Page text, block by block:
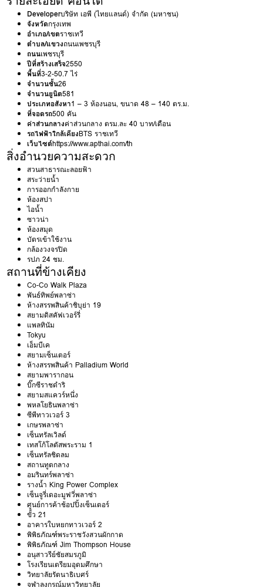
Developerบริษัท เอพี (ไทยแลนด์) จำกัด (มหาชน)
จังหวัดกรุงเทพ
อำเภอ/เขตราชเทวี
ตำบล/แขวงถนนเพชรบุรี
ถนนเพชรบุรี
ปีที่สร้างเสร็จ2550
พื้นที่3-2-50.7 ไร่
จำนวนชั้น26
จำนวนยูนิต581
ประเภทอสังหา1 – 3 ห้องนอน, ขนาด 48 – 140 ตร.ม.
ที่จอดรถ500 คัน
ค่าส่วนกลางค่าส่วนกลาง ตรม.ละ 40 บาท/เดือน
รถไฟฟ้าใกล้เคียงBTS ราชเทวี
เว็บไซต์https://www.apthai.com/th
สิ่งอำนวยความสะดวก
สวนสาธารณะลอยฟ้า
สระว่ายน้ำ
การออกกำลังกาย
ห้องสปา
ไอน้ำ
ซาวน่า
ห้องสมุด
บัตรเข้าใช้งาน
กล้องวงจรปิด
รปภ 24 ชม.
สถานที่ข้างเคียง
Co-Co Walk Plaza
พันธ์ทิพย์พลาซ่า
ห้างสรรพสินค้าชิบุย่า 19
สยามดิสคัฟเวอร์รี่
แพลทินัม
Tokyu
เอ็มบีเค
สยามเซ็นเตอร์
ห้างสรรพสินค้า Palladium World
สยามพารากอน
บิ๊กซีราชดำริ
สยามสแควร์หนึ่ง
พหลโยธินพลาซ่า
ซีพีทาวเวอร์ 3
เกษรพลาซ่า
เซ็นทรัลเวิลด์
เทสโก้โลตัสพระราม 1
เซ็นทรัลชิดลม
สถานทูตกลาง
อมรินทร์พลาซ่า
รางน้ำ King Power Complex
เซ็นจูรี่เดอะมูฟวี่พลาซ่า
ศูนย์การค้าช้อปปิ้งเซ็นเตอร์
ขั้ว 21
อาคารใบหยกทาวเวอร์ 2
พิพิธภัณฑ์พระราชวังสวนผักกาด
พิพิธภัณฑ์ Jim Thompson House
อนุสาวรีย์ชัยสมรภูมิ
โรงเรียนเตรียมอุดมศึกษา
วิทยาลัยรัตนาธิเบศร์
จุฬาลงกรณ์มหาวิทยาลัย